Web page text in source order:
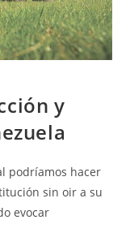
y
podríamos hacer
sin oir a su
evocar